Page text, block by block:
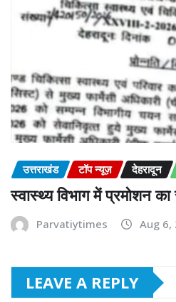
उत्तराखंड टॉप न्यूज़ देहरादून
स्वास्थ्य विभाग में प्रमोशन
Parvatiytimes Aug 6,
LEAVE A REPLY